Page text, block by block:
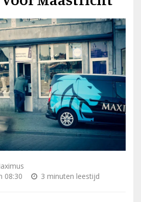
08:30
3 minuten leestijd